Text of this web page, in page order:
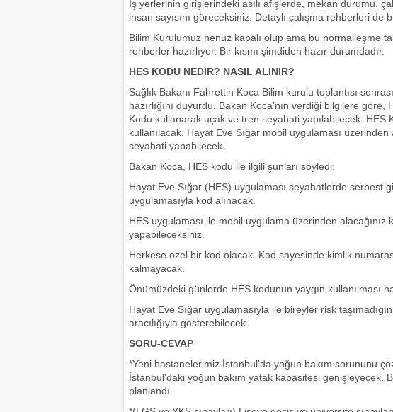
İş yerlerinin girişlerindeki asılı afişlerde, mekan durumu,
insan sayısını göreceksiniz. Detaylı çalışma rehberleri de
Bilim Kurulumuz henüz kapalı olup ama bu normalleşme
rehberler hazırlıyor. Bir kısmı şimdiden hazır durumdadır.
HES KODU NEDİR? NASIL ALINIR?
Sağlık Bakanı Fahrettin Koca Bilim kurulu toplantısı
hazırlığını duyurdu. Bakan Koca’nın verdiği bilgilere
Kodu kullanarak uçak ve tren seyahati yapılabilecek. HES
kullanılacak. Hayat Eve Sığar mobil uygulaması
seyahati yapabilecek.
Bakan Koca, HES kodu ile ilgili şunları söyledi:
Hayat Eve Sığar (HES) uygulaması seyahatlerde serbest
uygulamasıyla kod alınacak.
HES uygulaması ile mobil uygulama üzerinden
yapabileceksiniz.
Herkese özel bir kod olacak. Kod sayesinde kimlik
kalmayacak.
Önümüzdeki günlerde HES kodunun yaygın kullanılması
Hayat Eve Sığar uygulamasıyla ile bireyler risk
aracılığıyla gösterebilecek.
SORU-CEVAP
*Yeni hastanelerimiz İstanbul'da yoğun bakım sorununu
İstanbul'daki yoğun bakım yatak kapasitesi genişleyecek.
planlandı.